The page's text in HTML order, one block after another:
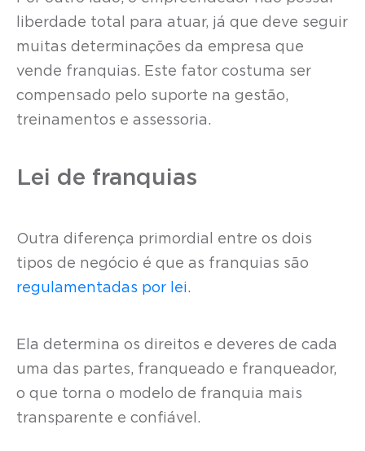
liberdade total para atuar, já que deve seguir
muitas determinações da empresa que
vende franquias. Este fator costuma ser
compensado pelo suporte na gestão,
treinamentos e assessoria.
Lei de franquias
Outra diferença primordial entre os dois
tipos de negócio é que as franquias são
regulamentadas por lei.
Ela determina os direitos e deveres de cada
uma das partes, franqueado e franqueador,
o que torna o modelo de franquia mais
transparente e confiável.